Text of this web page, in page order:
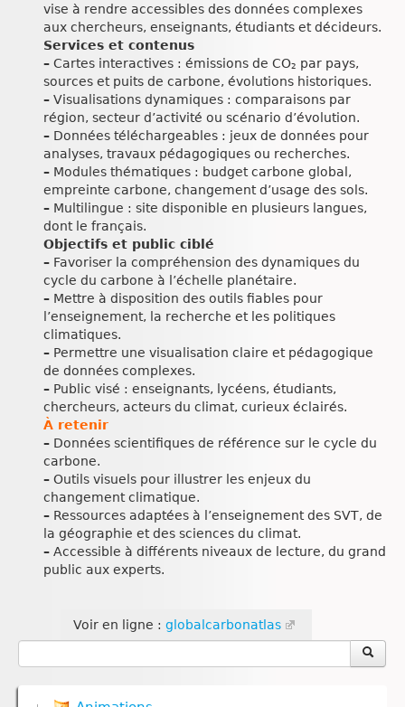
vise à rendre accessibles des données complexes
aux chercheurs, enseignants, étudiants et décideurs.
Services et contenus
– Cartes interactives : émissions de CO₂ par pays,
sources et puits de carbone, évolutions historiques.
– Visualisations dynamiques : comparaisons par
région, secteur d’activité ou scénario d’évolution.
– Données téléchargeables : jeux de données pour
analyses, travaux pédagogiques ou recherches.
– Modules thématiques : budget carbone global,
empreinte carbone, changement d’usage des sols.
– Multilingue : site disponible en plusieurs langues,
dont le français.
Objectifs et public ciblé
– Favoriser la compréhension des dynamiques du
cycle du carbone à l’échelle planétaire.
– Mettre à disposition des outils fiables pour
l’enseignement, la recherche et les politiques
climatiques.
– Permettre une visualisation claire et pédagogique
de données complexes.
– Public visé : enseignants, lycéens, étudiants,
chercheurs, acteurs du climat, curieux éclairés.
À retenir
– Données scientifiques de référence sur le cycle du
carbone.
– Outils visuels pour illustrer les enjeux du
changement climatique.
– Ressources adaptées à l’enseignement des SVT, de
la géographie et des sciences du climat.
– Accessible à différents niveaux de lecture, du grand
public aux experts.
Voir en ligne : globalcarbonatlas